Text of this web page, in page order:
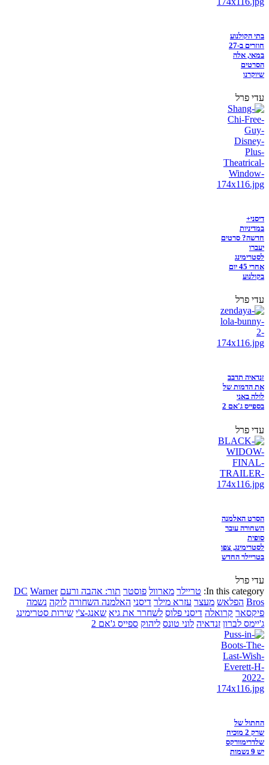
בתי הקולנוע
חוזרים ב-27
במאי, אלה
הסרטים
שיוקרנו
עדי פרל
דיסני+
במדיניות
חדשה? סרטים
יעברו
לסטרימינג
אחרי 45 יום
בקולנוע
עדי פרל
זנדאיה תדבב
את הדמות של
לולה באני
בספייס ג'אם 2
עדי פרל
הסרט האלמנה
השחורה עובר
סופית
לסטרימינג, צפו
בטריילר החדש
עדי פרל
In this category: טריילר מארוול פוסטר תור: אהבה ורעם DC Warner
Bros הפלאש מעצר עזרא מילר דיסני האלמנה השחורה לוקה נשמה
פיקסאר קרואלה דיסני פלוס לשחרר את גיא שאנג-צ'י שירות סטרימינג
ג'יימס לברון זנדאיה לוני טונס ליהוק ספייס ג'אם 2
החתול של
שרק 2 מוכיח
שלדרימוורקס
יש 9 נשמות